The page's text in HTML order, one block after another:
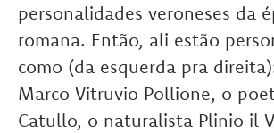
personalidades veroneses da
romana. Então, ali estão
como (da esquerda pra
Marco Vitruvio Pollione, o
Catullo, o naturalista Plinio il